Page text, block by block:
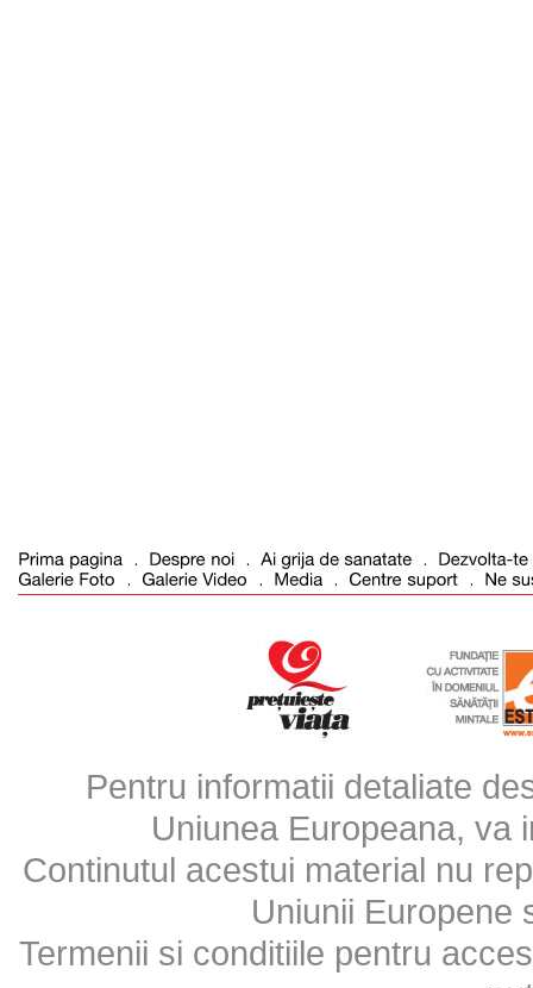
Pentru informatii detaliate
Uniunea Europeana, va
Continutul acestui material nu
Uniunii Europene
Termenii si conditiile pentru